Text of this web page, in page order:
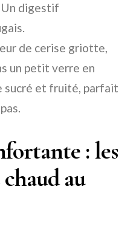
digestif
de cerise griotte,
un petit verre en
sucré et fruité, parfait
: les
au